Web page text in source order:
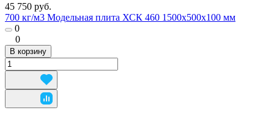
45 750 руб.
700 кг/м3 Модельная плита ХСК 460 1500х500х100 мм
0
0
В корзину